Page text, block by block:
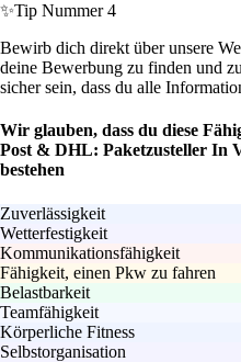
✨Tip Nummer 4
Bewirb dich direkt über unsere
deine Bewerbung zu finden und
sicher sein, dass du alle
Wir glauben, dass du diese
Post & DHL: Paketzusteller In
bestehen
Zuverlässigkeit
Wetterfestigkeit
Kommunikationsfähigkeit
Fähigkeit, einen Pkw zu fahren
Belastbarkeit
Teamfähigkeit
Körperliche Fitness
Selbstorganisation